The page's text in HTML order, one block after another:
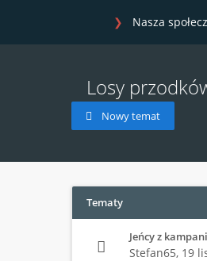
Nasza
Losy
Nowy temat
Tematy
Jeńcy z
Stefan65, 19